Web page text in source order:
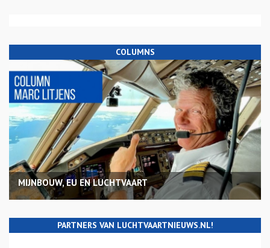
COLUMNS
MIJNBOUW, EU EN LUCHTVAART
PARTNERS VAN LUCHTVAARTNIEUWS.NL!